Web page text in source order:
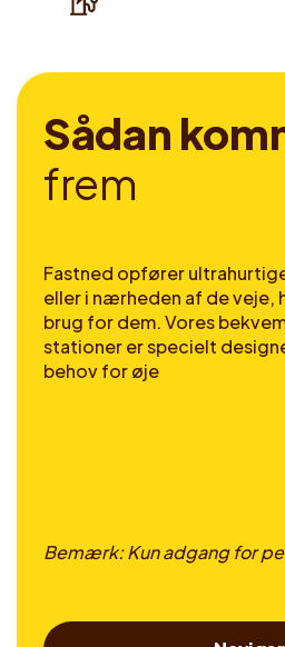
Sådan kom
frem
Fastned opfører
eller i nærheden af de veje,
brug for dem. Vores
stationer er specielt
behov for øje
Bemærk: Kun adgang for